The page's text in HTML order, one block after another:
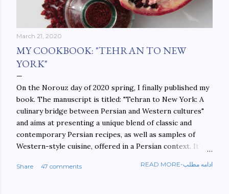
March 21, 2020
MY COOKBOOK: "TEHRAN TO NEW
YORK"
On the Norouz day of 2020 spring, I finally published my
book. The manuscript is titled: "Tehran to New York: A
culinary bridge between Persian and Western cultures"
and aims at presenting a unique blend of classic and
contemporary Persian recipes, as well as samples of
Western-style cuisine, offered in a Persian context. It is
walls. This book aims at constructing a bridge between
Share 47 comments READ MORE-ادامه مطلب